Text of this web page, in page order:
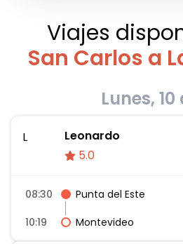
Viajes
San Carlos a
Lunes,
L
Leonardo
5.0
08:30
Punta del Este
10:19
Montevideo